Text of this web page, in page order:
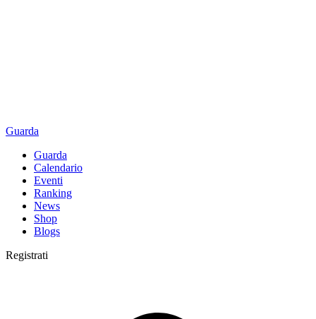
Guarda
Guarda
Calendario
Eventi
Ranking
News
Shop
Blogs
Registrati